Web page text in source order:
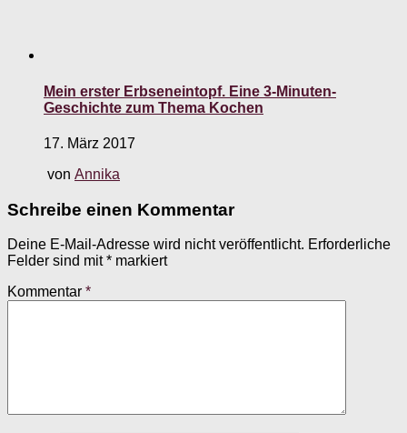
Mein erster Erbseneintopf. Eine 3-Minuten-
Geschichte zum Thema Kochen
17. März 2017
von Annika
Schreibe einen Kommentar
Deine E-Mail-Adresse wird nicht veröffentlicht. Erforderliche
Felder sind mit* markiert
Kommentar *